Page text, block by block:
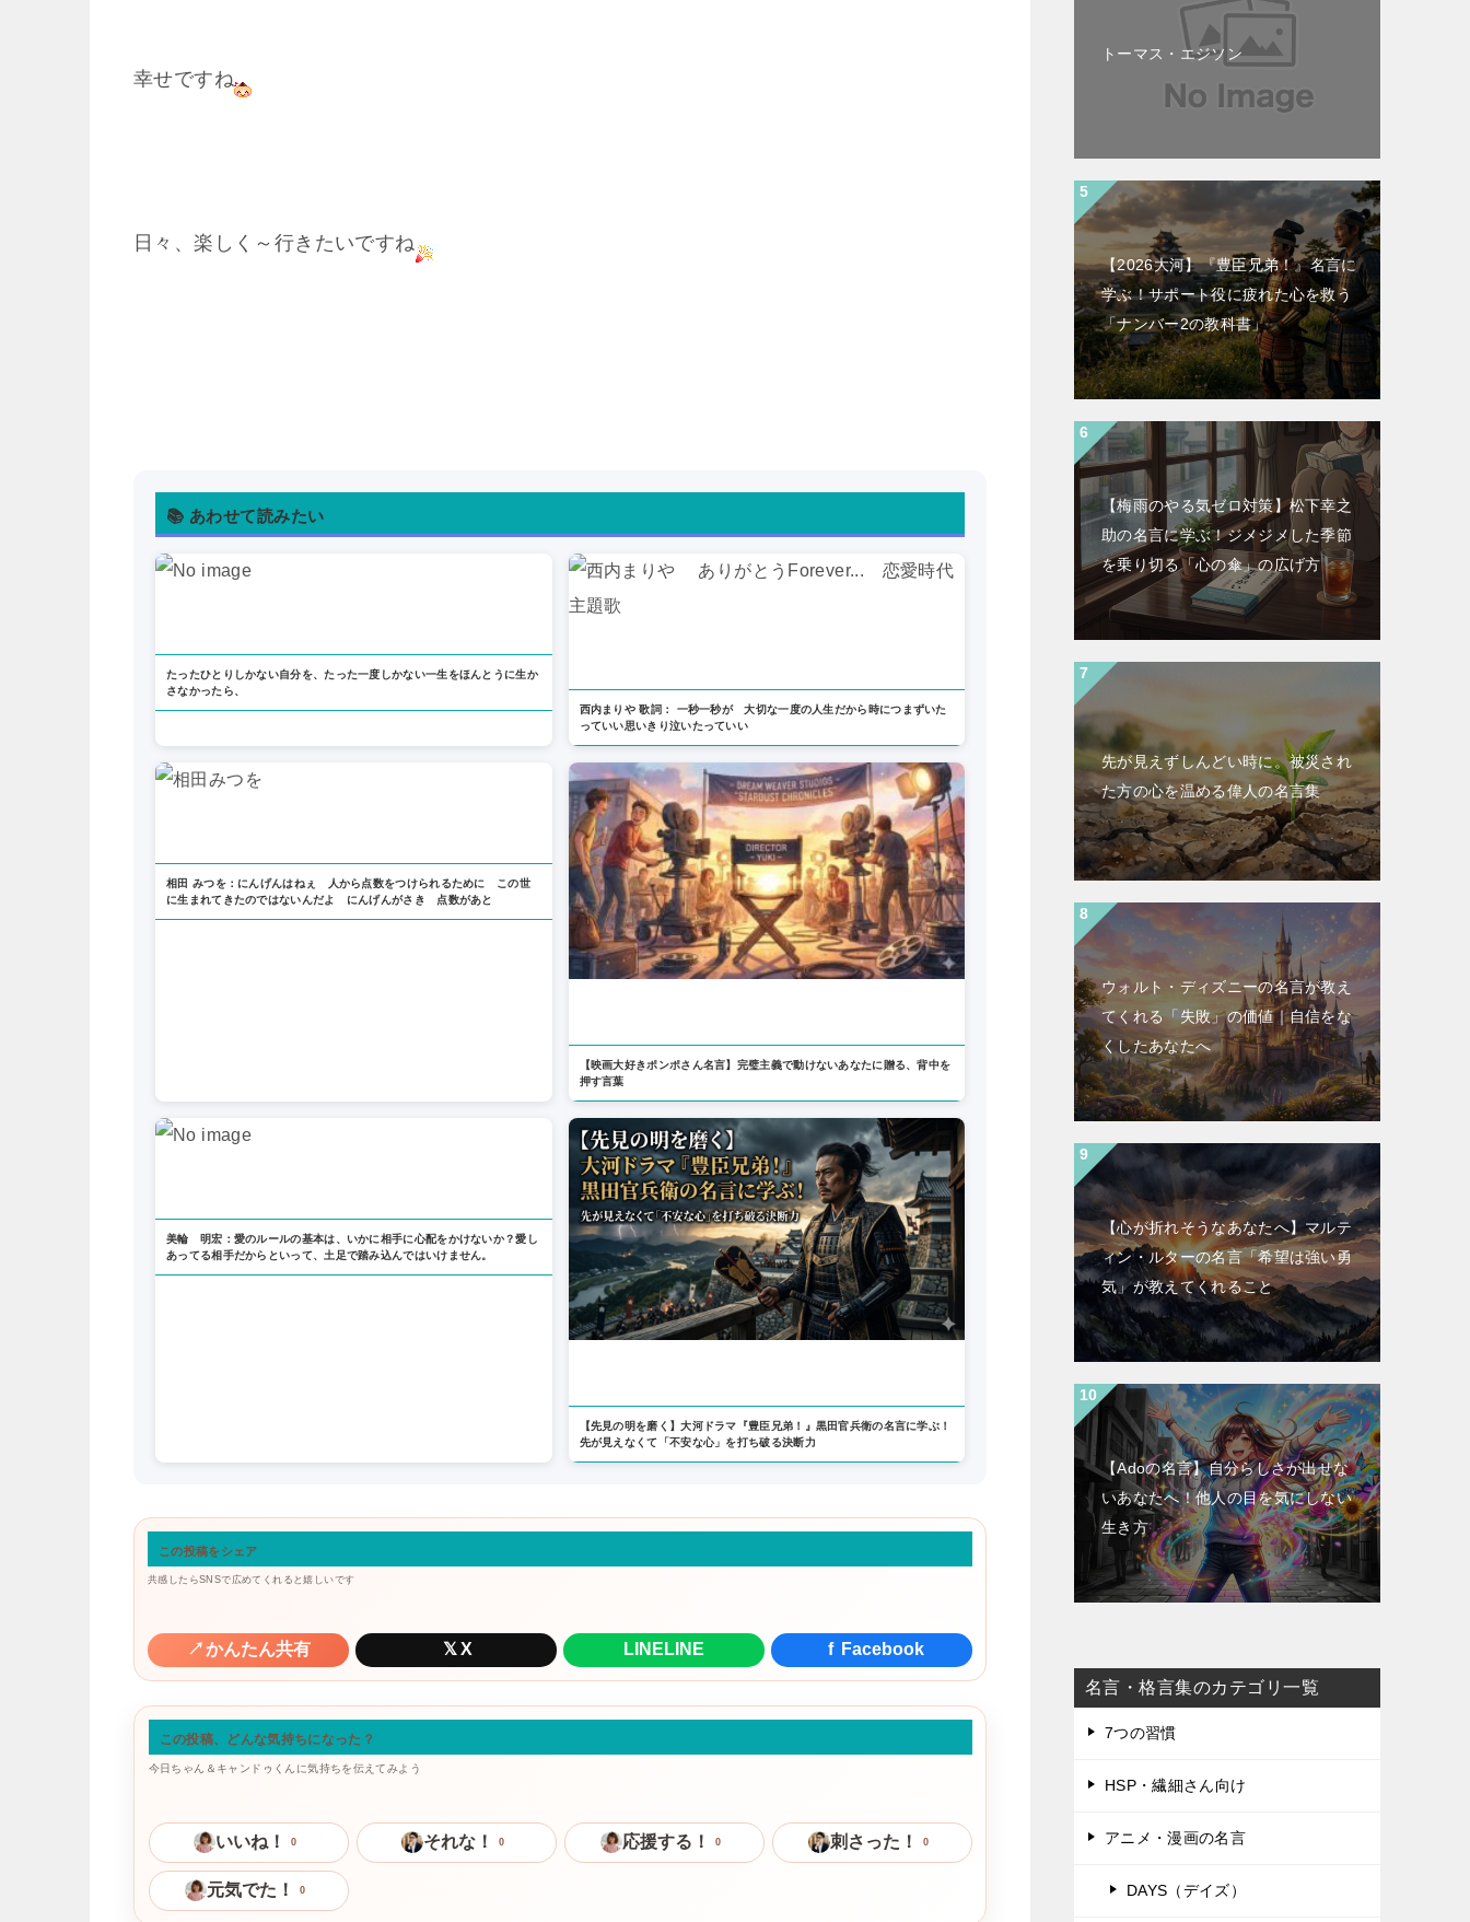
幸せですね
日々、楽しく～行きたいですね
📚 あわせて読みたい
たったひとりしかない自分を、たった一度しかない一生をほんとうに生か
さなかったら、
西内まりや 歌詞： 一秒一秒が 大切な一度の人生だから時につまずいた
っていい思いきり泣いたっていい
相田 みつを：にんげんはねぇ 人から点数をつけられるために この世
に生まれてきたのではないんだよ にんげんがさき 点数があと
【映画大好きポンポさん名言】完璧主義で動けないあなたに贈る、背中を
押す言葉
美輪 明宏：愛のルールの基本は、いかに相手に心配をかけないか？愛し
あってる相手だからといって、土足で踏み込んではいけません。
【先見の明を磨く】大河ドラマ『豊臣兄弟！』黒田官兵衛の名言に学ぶ！
先が見えなくて「不安な心」を打ち破る決断力
この投稿をシェア
共感したらSNSで広めてくれると嬉しいです
↗ かんたん共有 𝕏 X LINE LINE f Facebook
この投稿、どんな気持ちになった？
今日ちゃん＆キャンドゥくんに気持ちを伝えてみよう
いいね！ 0 それな！ 0 応援する！ 0 刺さった！ 0
元気でた！ 0
トーマス・エジソン
【2026大河】『豊臣兄弟！』名言に
学ぶ！サポート役に疲れた心を救う
「ナンバー2の教科書」
【梅雨のやる気ゼロ対策】松下幸之
助の名言に学ぶ！ジメジメした季節
を乗り切る「心の傘」の広げ方
先が見えずしんどい時に。被災され
た方の心を温める偉人の名言集
ウォルト・ディズニーの名言が教え
てくれる「失敗」の価値｜自信をな
くしたあなたへ
【心が折れそうなあなたへ】マルテ
ィン・ルターの名言「希望は強い勇
気」が教えてくれること
【Adoの名言】自分らしさが出せな
いあなたへ！他人の目を気にしない
生き方
名言・格言集のカテゴリ一覧
7つの習慣
HSP・繊細さん向け
アニメ・漫画の名言
DAYS（デイズ）